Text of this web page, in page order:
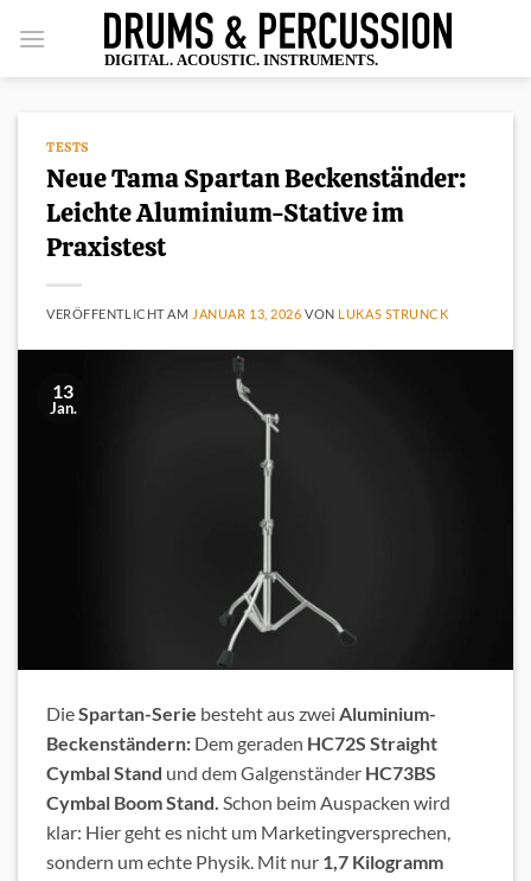
Inhalt
springen
TESTS
Neue Tama Spartan Beckenständer:
Leichte Aluminium-Stative im
Praxistest
VERÖFFENTLICHT AM JANUAR 13, 2026 VON LUKAS STRUNCK
13
Jan.
DieSpartan-Serie besteht aus zwei Aluminium-
Beckenständern: Dem geraden HC72S Straight
Cymbal Stand und dem Galgenständer HC73BS
Cymbal Boom Stand. Schon beim Auspacken wird
klar: Hier geht es nicht um Marketingversprechen,
sondern um echte Physik. Mit nur 1,7 Kilogramm